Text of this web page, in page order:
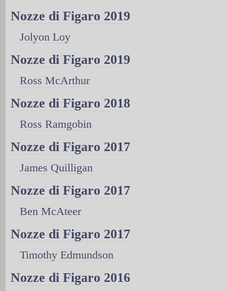
Nozze di Figaro 2019
Jolyon Loy
Nozze di Figaro 2019
Ross McArthur
Nozze di Figaro 2018
Ross Ramgobin
Nozze di Figaro 2017
James Quilligan
Nozze di Figaro 2017
Ben McAteer
Nozze di Figaro 2017
Timothy Edmundson
Nozze di Figaro 2016